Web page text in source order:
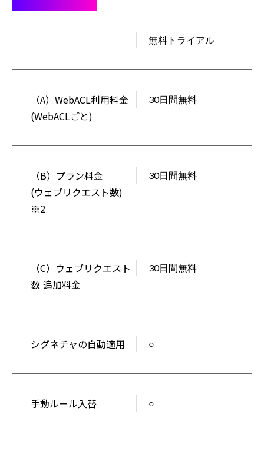
無料トライアル
（A）WebACL利⽤料⾦
(WebACLごと)
30⽇間無料
（B）プラン料⾦
(ウェブリクエスト数)
※2
30⽇間無料
（C）ウェブリクエスト
数 追加料⾦
30⽇間無料
シグネチャの⾃動適⽤ ○
手動ルール入替 ○